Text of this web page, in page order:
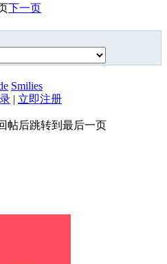
下一页
Smilies
| 立即注册
帖后跳转到最后一页